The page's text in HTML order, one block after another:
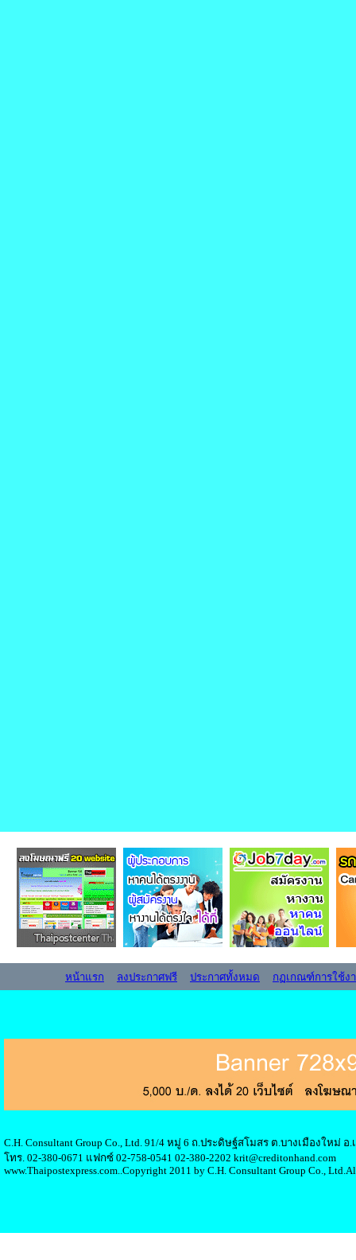
หน้าแรก ลงประกาศฟรี ประกาศทั้งหมด กฏเกณฑ์การใช้ง
C.H. Consultant Group Co., Ltd. 91/4 หมู่ 6 ถ.ประดิษฐ์สโมสร ต.บางเมืองใหม่ อ
โทร. 02-380-0671 แฟกซ์ 02-758-0541 02-380-2202 krit@creditonhand.com
www.Thaipostexpress.com..Copyright 2011 by C.H. Consultant Group Co.,